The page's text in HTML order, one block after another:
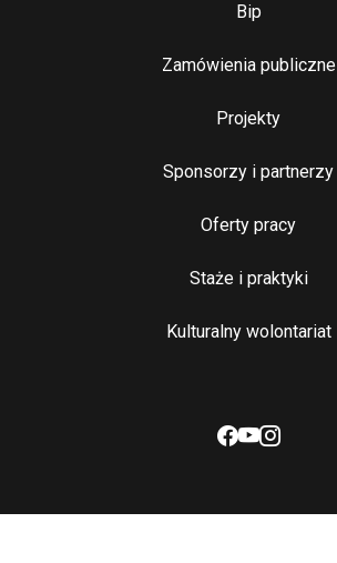
Bip
Zamówienia publiczne
Najważniejsze linki
Projekty
Sponsorzy i partnerzy
Oferty pracy
Staże i praktyki
Kulturalny wolontariat